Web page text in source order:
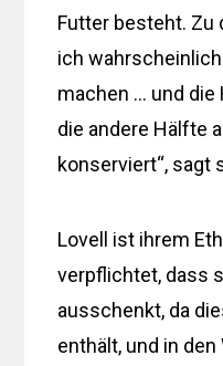
Futter besteht. Zu
ich
machen … und
die andere Hälfte
konserviert“, sagt
Lovell ist ihrem
verpflichtet, dass
ausschenkt, da
enthält, und in den